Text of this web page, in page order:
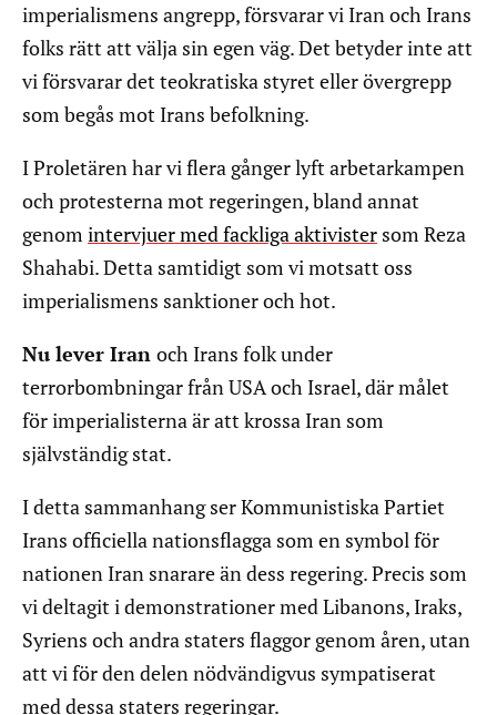
imperialismens angrepp, försvarar vi Iran och Irans
folks rätt att välja sin egen väg. Det betyder inte att
vi försvarar det teokratiska styret eller övergrepp
som begås mot Irans befolkning.
I Proletären har vi flera gånger lyft arbetarkampen
och protesterna mot regeringen, bland annat
genom intervjuer med fackliga aktivister som Reza
Shahabi. Detta samtidigt som vi motsatt oss
imperialismens sanktioner och hot.
Nu lever Iran och Irans folk under
terrorbombningar från USA och Israel, där målet
för imperialisterna är att krossa Iran som
självständig stat.
I detta sammanhang ser Kommunistiska Partiet
Irans officiella nationsflagga som en symbol för
nationen Iran snarare än dess regering. Precis som
vi deltagit i demonstrationer med Libanons, Iraks,
Syriens och andra staters flaggor genom åren, utan
att vi för den delen nödvändigvus sympatiserat
med dessa staters regeringar.